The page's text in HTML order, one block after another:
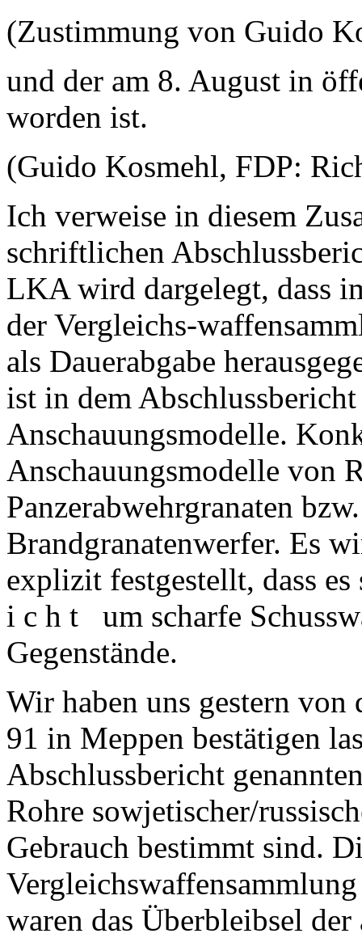
(Zustimmung von Guido
und der am 8. August in
worden ist.
(Guido Kosmehl, FDP:
Ich verweise in diesem
schriftlichen
LKA wird dargelegt, dass
der Vergleichs-
als Dauerabgabe
ist in dem
Anschauungsmodelle.
Anschauungsmodelle von
Panzerabwehrgranaten
Brandgranatenwerfer. Es
explizit festgestellt, dass
i c h t um scharfe
Gegenstände.
Wir haben uns gestern von
91 in Meppen bestätigen
Abschlussbericht
Rohre sowjetischer/
Gebrauch bestimmt sind.
waren das Überbleibsel der